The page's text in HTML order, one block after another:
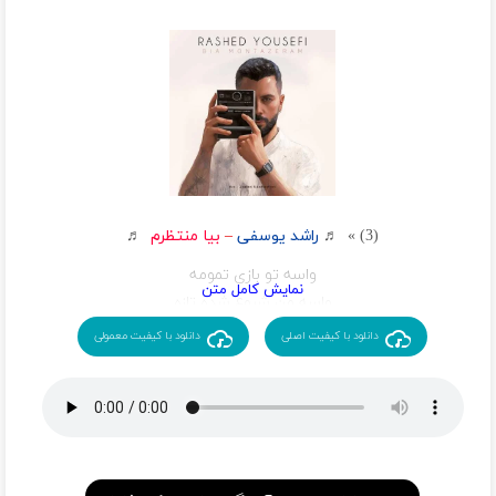
باش رو حرفمون
بیا بیرون تو این قاب عکس نمون
بدون هم تنها بمونیم
دلم خوشه میدونم لاقل
هر دو زیر یه آسمونیم
یه قلب سفید و یه تبریک ساده
اما بی جوابه یه بار دیگم
واسه همین حال و دلخوشی کوتاه
نمیدونی چقدر صبر کردم
یه بهونه شه تکست بدم
یکمم شده حرف بزنیم باهم
یا بگم از خاطره هایی
ببین منه خسته ی تنها
بگو هست یادت یا نه
(3) » ♬ راشد یوسفی – بیا منتظرم
♬
واسه تو بازی تمومه
واسه من شروع شده تازه
مثله من دیوونه
کی میتونه باهات بسازه
که نمیشه بفهممش
دانلود با کیفیت اصلی دانلود با کیفیت معمولی